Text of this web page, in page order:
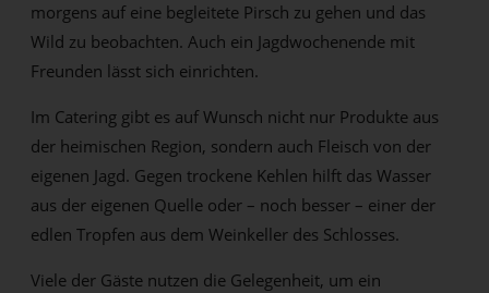
morgens auf eine begleitete Pirsch zu gehen und das
Wild zu beobachten. Auch ein Jagdwochenende mit
Freunden lässt sich einrichten.
Im Catering gibt es auf Wunsch nicht nur Produkte aus
der heimischen Region, sondern auch Fleisch von der
eigenen Jagd. Gegen trockene Kehlen hilft das Wasser
aus der eigenen Quelle oder – noch besser – einer der
edlen Tropfen aus dem Weinkeller des Schlosses.
Viele der Gäste nutzen die Gelegenheit, um ein